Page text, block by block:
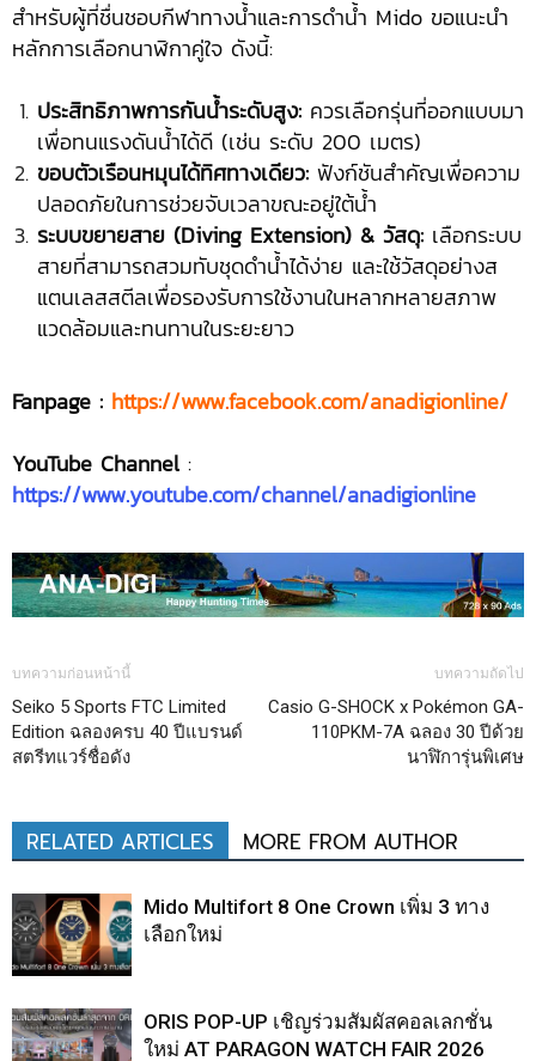
สำหรับผู้ที่ชื่นชอบกีฬาทางน้ำและการดำน้ำ Mido ขอแนะนำ
หลักการเลือกนาฬิกาคู่ใจ ดังนี้:
ประสิทธิภาพการกันน้ำระดับสูง: ควรเลือกรุ่นที่ออกแบบมา
เพื่อทนแรงดันน้ำได้ดี (เช่น ระดับ 200 เมตร)
ขอบตัวเรือนหมุนได้ทิศทางเดียว: ฟังก์ชันสำคัญเพื่อความ
ปลอดภัยในการช่วยจับเวลาขณะอยู่ใต้น้ำ
ระบบขยายสาย (Diving Extension) & วัสดุ: เลือกระบบ
สายที่สามารถสวมทับชุดดำน้ำได้ง่าย และใช้วัสดุอย่างส
แตนเลสสตีลเพื่อรองรับการใช้งานในหลากหลายสภาพ
แวดล้อมและทนทานในระยะยาว
Fanpage : https://www.facebook.com/anadigionline/
YouTube Channel :
https://www.youtube.com/channel/anadigionline
บทความก่อนหน้านี้
Seiko 5 Sports FTC Limited
Edition ฉลองครบ 40 ปีแบรนด์
สตรีทแวร์ชื่อดัง
บทความถัดไป
Casio G-SHOCK x Pokémon GA-
110PKM-7A ฉลอง 30 ปีด้วย
นาฬิการุ่นพิเศษ
RELATED ARTICLES MORE FROM AUTHOR
Mido Multifort 8 One Crown เพิ่ม 3 ทาง
เลือกใหม่
ORIS POP-UP เชิญร่วมสัมผัสคอลเลกชั่น
ใหม่ AT PARAGON WATCH FAIR 2026